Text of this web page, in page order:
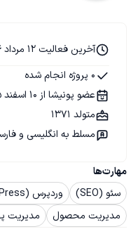
مهارت‌ها
سئو (SEO)
وردپرس (WordPress)
مدیریت محصول
مدیریت
آخرین فعالیت 12 مرداد 1404
0 پروژه انجام شده
عضو پونیشا از 10 اسفند 1395
متولد 1371
مسلط به انگلیسی و